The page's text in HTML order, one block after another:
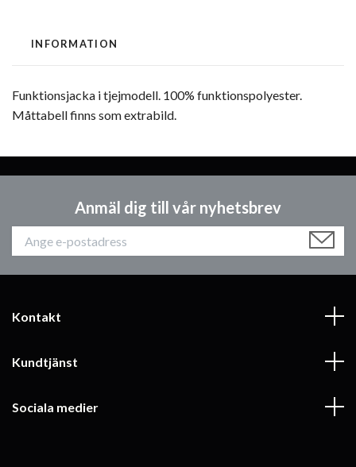
INFORMATION
Funktionsjacka i tjejmodell. 100% funktionspolyester.
Måttabell finns som extrabild.
Anmäl dig till vår nyhetsbrev
Kontakt
Kundtjänst
Sociala medier